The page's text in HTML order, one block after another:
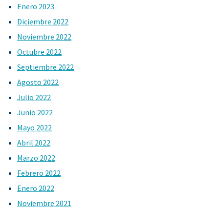
Enero 2023
Diciembre 2022
Noviembre 2022
Octubre 2022
Septiembre 2022
Agosto 2022
Julio 2022
Junio 2022
Mayo 2022
Abril 2022
Marzo 2022
Febrero 2022
Enero 2022
Noviembre 2021